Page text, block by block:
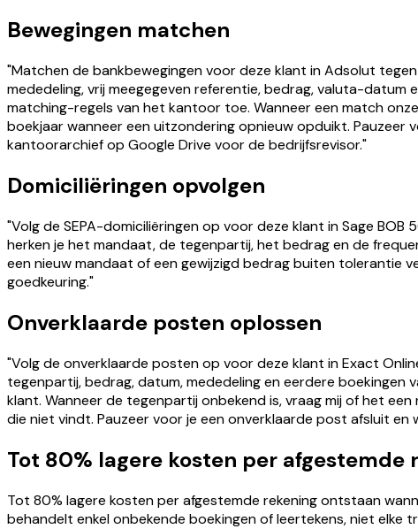
Bewegingen matchen
"Matchen de bankbewegingen voor deze klant in Adsolut
mededeling, vrij meegegeven referentie, bedrag, valuta-
matching-regels van het kantoor toe. Wanneer een match
boekjaar wanneer een uitzondering opnieuw opduikt.
kantoorarchief op Google Drive voor de bedrijfsrevisor."
Domiciliëringen opvolgen
"Volg de SEPA-domiciliëringen op voor deze klant in Sage
herken je het mandaat, de tegenpartij, het bedrag en de
een nieuw mandaat of een gewijzigd bedrag buiten tolerantie
goedkeuring."
Onverklaarde posten oplossen
"Volg de onverklaarde posten op voor deze klant in Exact
tegenpartij, bedrag, datum, mededeling en eerdere
klant. Wanneer de tegenpartij onbekend is, vraag mij of het
die niet vindt. Pauzeer voor je een onverklaarde post afsluit
Tot 80% lagere kosten per afgestemde
Tot 80% lagere kosten per afgestemde rekening ontstaan
behandelt enkel onbekende boekingen of leertekens, niet